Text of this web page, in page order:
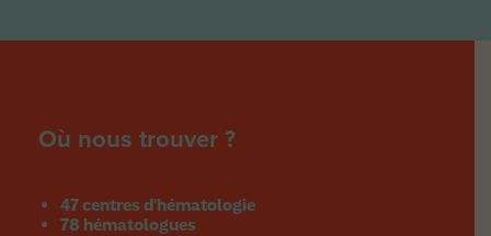
Où nous trouver ?
47 centres d'hématologie
78 hématologues